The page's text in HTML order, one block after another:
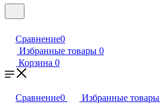
Сравнение0
Избранные товары 0
Корзина 0
Сравнение0 Избранные товары